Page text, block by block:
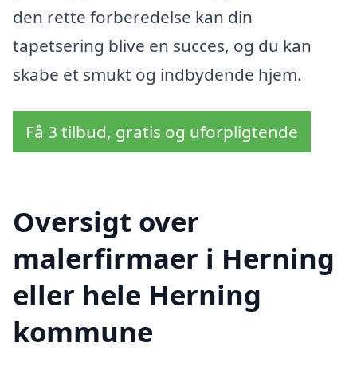
den rette forberedelse kan din
tapetsering blive en succes, og du kan
skabe et smukt og indbydende hjem.
Få 3 tilbud, gratis og uforpligtende
Oversigt over
malerfirmaer i Herning
eller hele Herning
kommune